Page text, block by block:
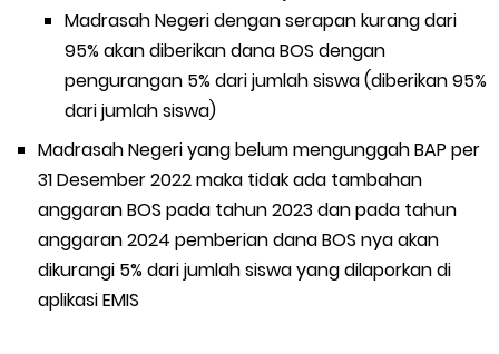
Madrasah Negeri dengan serapan kurang dari
95% akan diberikan dana BOS dengan
pengurangan 5% dari jumlah siswa (diberikan 95%
dari jumlah siswa)
Madrasah Negeri yang belum mengunggah BAP per
31 Desember 2022 maka tidak ada tambahan
anggaran BOS pada tahun 2023 dan pada tahun
anggaran 2024 pemberian dana BOS nya akan
dikurangi 5% dari jumlah siswa yang dilaporkan di
aplikasi EMIS